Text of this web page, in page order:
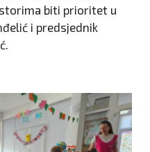
biti prioritet u
i predsjednik